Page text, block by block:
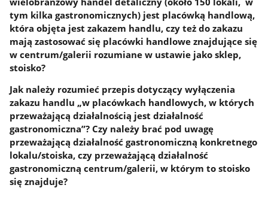
tym kilka gastronomicznych) jest placówką handlową,
która objęta jest zakazem handlu, czy też do zakazu
mają zastosować się placówki handlowe znajdujące się
w centrum/galerii rozumiane w ustawie jako sklep,
stoisko?
Jak należy rozumieć przepis dotyczący wyłączenia
zakazu handlu „w placówkach handlowych, w których
przeważającą działalnością jest działalność
gastronomiczna”? Czy należy brać pod uwagę
przeważającą działalność gastronomiczną konkretnego
lokalu/stoiska, czy przeważającą działalność
gastronomiczną centrum/galerii, w którym to stoisko
się znajduje?